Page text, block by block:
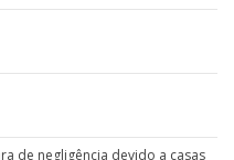
de negligência devido a casas